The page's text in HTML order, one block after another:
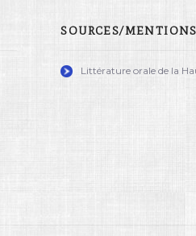
SOURCES/MENTIONS
Littérature orale de la